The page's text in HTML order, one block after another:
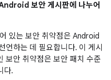
보안 게시판에 나누어
있는 보안 취약점은 Android
언하는 데 필요합니다. 이 게시
보안 취약점은 보안 패치 수준
다.